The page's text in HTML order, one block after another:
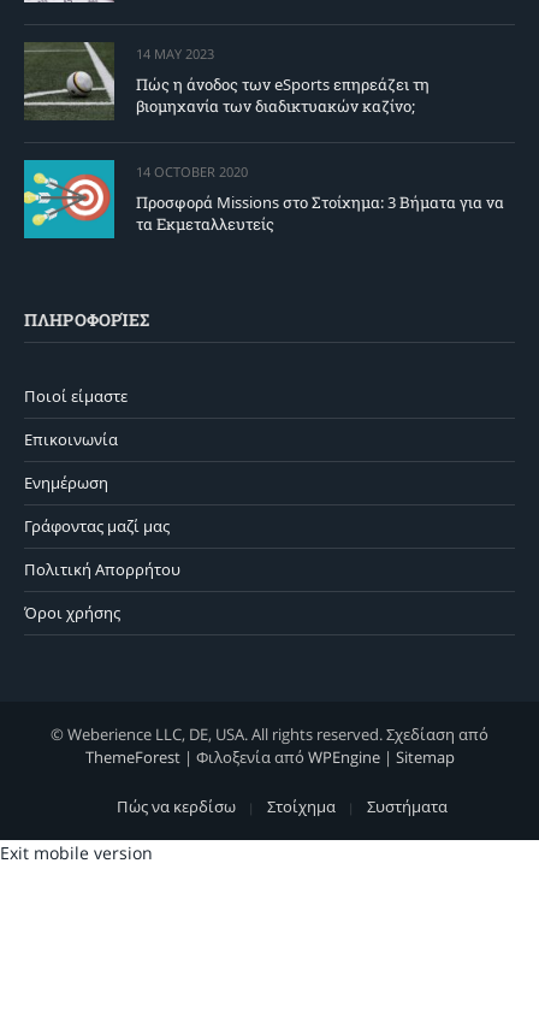
14 MAY 2023
Πώς η άνοδος των eSports επηρεάζει τη
βιομηχανία των διαδικτυακών καζίνο;
14 OCTOBER 2020
Προσφορά Missions στο Στοίχημα: 3 Βήματα για να
τα Εκμεταλλευτείς
ΠΛΗΡΟΦΟΡΊΕΣ
Ποιοί είμαστε
Επικοινωνία
Ενημέρωση
Γράφοντας μαζί μας
Πολιτική Απορρήτου
Όροι χρήσης
© Weberience LLC, DE, USA. All rights reserved. Σχεδίαση από
ThemeForest| Φιλοξενία από WPEngine| Sitemap
Πώς να κερδίσω Στοίχημα Συστήματα
Exit mobile version